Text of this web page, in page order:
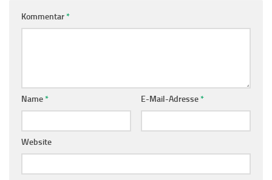
Kommentar*
Name* E-Mail-Adresse*
Website